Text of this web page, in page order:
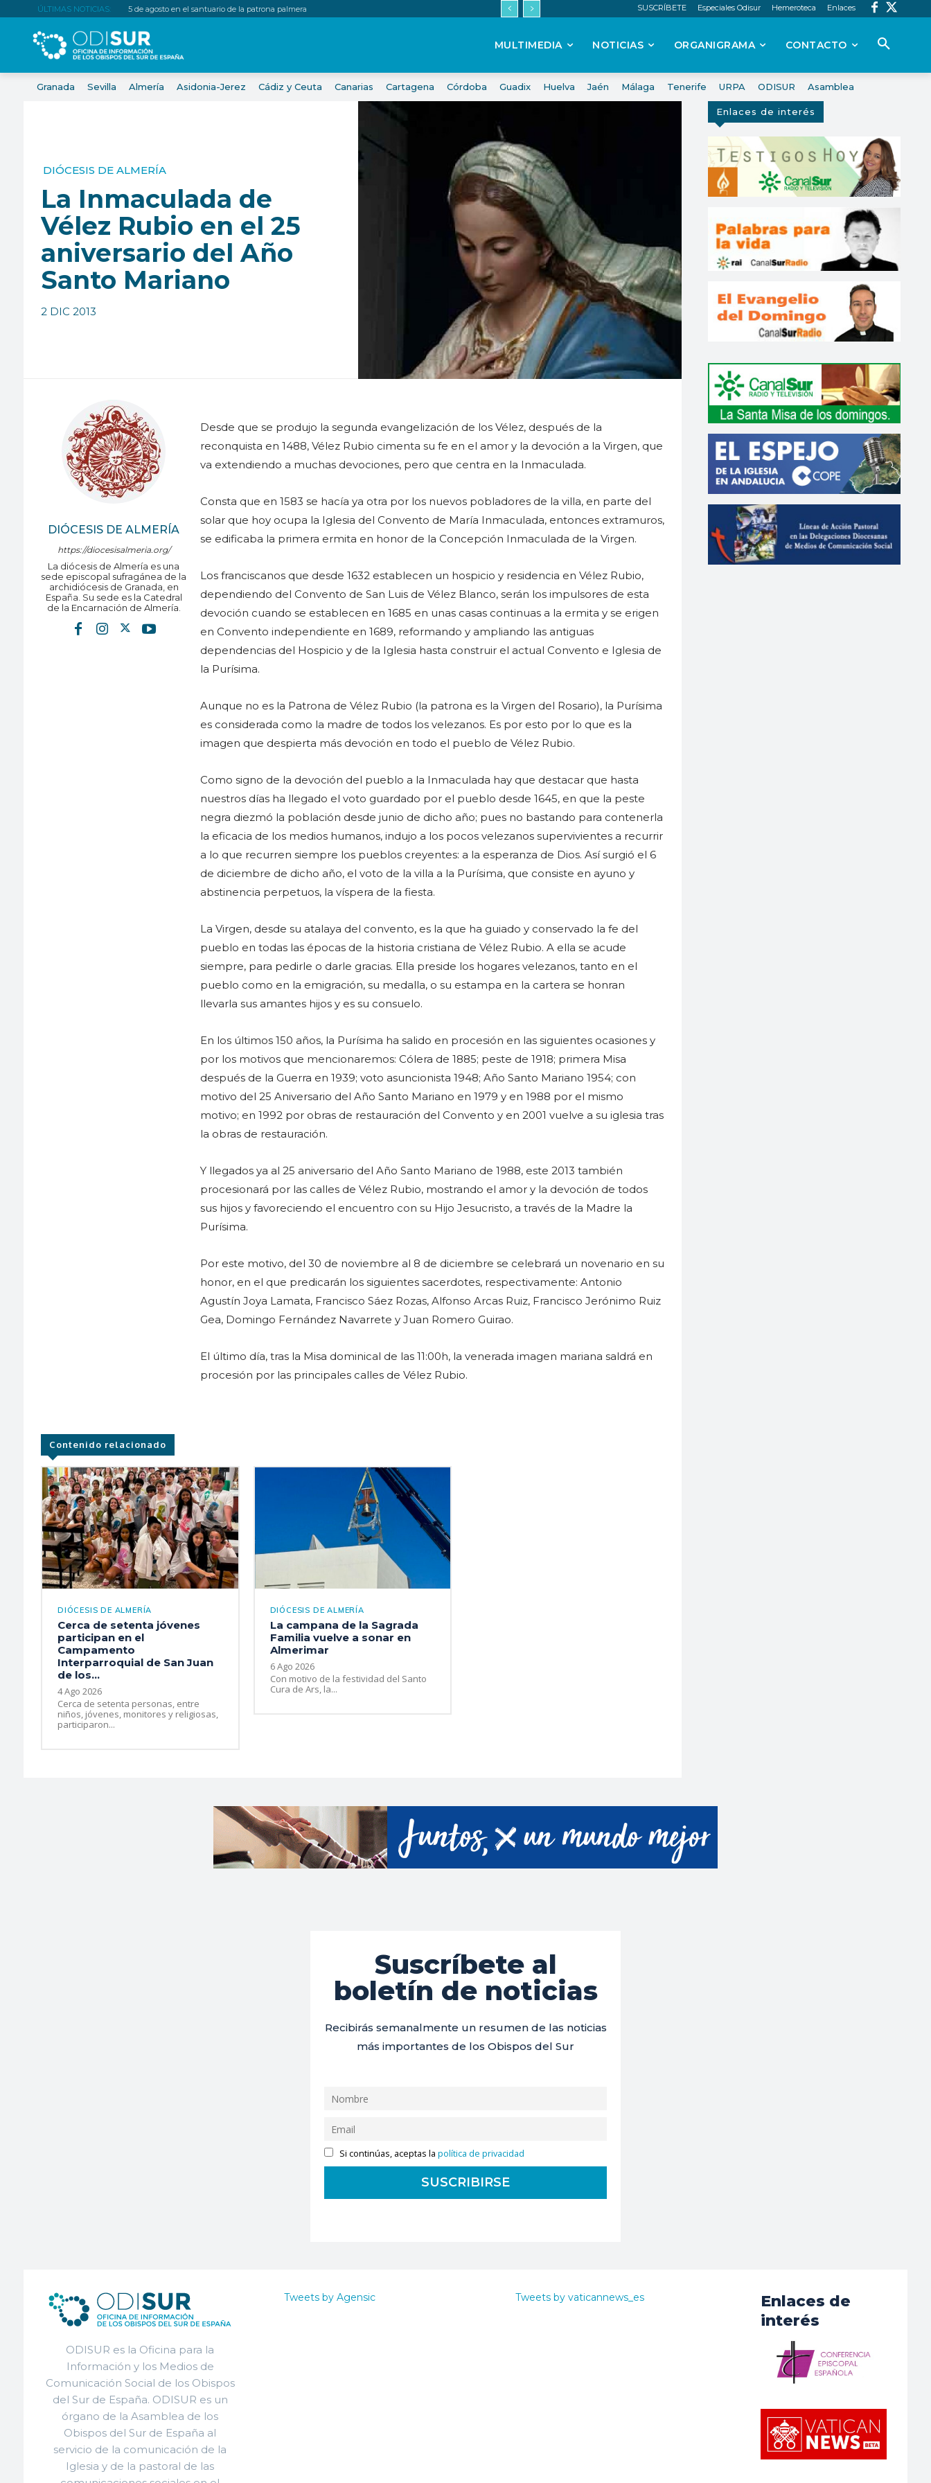
ÚLTIMAS NOTICIAS: 5 de agosto en el santuario de la patrona palmera SUSCRÍBETE Especiales Odisur Hemeroteca Enlaces
MULTIMEDIA NOTICIAS ORGANIGRAMA CONTACTO
Granada Sevilla Almería Asidonia-Jerez Cádiz y Ceuta Canarias Cartagena Córdoba Guadix Huelva Jaén Málaga Tenerife URPA ODISUR Asamblea
DIÓCESIS DE ALMERÍA
La Inmaculada de
Vélez Rubio en el 25
aniversario del Año
Santo Mariano
2 DIC 2013
DIÓCESIS DE ALMERÍA
https://diocesisalmeria.org/
La diócesis de Almería es una
sede episcopal sufragánea de la
archidiócesis de Granada, en
España. Su sede es la Catedral
de la Encarnación de Almería.
Desde que se produjo la segunda evangelización de los Vélez, después de la
reconquista en 1488, Vélez Rubio cimenta su fe en el amor y la devoción a la Virgen, que
va extendiendo a muchas devociones, pero que centra en la Inmaculada.
Consta que en 1583 se hacía ya otra por los nuevos pobladores de la villa, en parte del
solar que hoy ocupa la Iglesia del Convento de María Inmaculada, entonces extramuros,
se edificaba la primera ermita en honor de la Concepción Inmaculada de la Virgen.
Los franciscanos que desde 1632 establecen un hospicio y residencia en Vélez Rubio,
dependiendo del Convento de San Luis de Vélez Blanco, serán los impulsores de esta
devoción cuando se establecen en 1685 en unas casas continuas a la ermita y se erigen
en Convento independiente en 1689, reformando y ampliando las antiguas
dependencias del Hospicio y de la Iglesia hasta construir el actual Convento e Iglesia de
la Purísima.
Aunque no es la Patrona de Vélez Rubio (la patrona es la Virgen del Rosario), la Purísima
es considerada como la madre de todos los velezanos. Es por esto por lo que es la
imagen que despierta más devoción en todo el pueblo de Vélez Rubio.
Como signo de la devoción del pueblo a la Inmaculada hay que destacar que hasta
nuestros días ha llegado el voto guardado por el pueblo desde 1645, en que la peste
negra diezmó la población desde junio de dicho año; pues no bastando para contenerla
la eficacia de los medios humanos, indujo a los pocos velezanos supervivientes a recurrir
a lo que recurren siempre los pueblos creyentes: a la esperanza de Dios. Así surgió el 6
de diciembre de dicho año, el voto de la villa a la Purísima, que consiste en ayuno y
abstinencia perpetuos, la víspera de la fiesta.
La Virgen, desde su atalaya del convento, es la que ha guiado y conservado la fe del
pueblo en todas las épocas de la historia cristiana de Vélez Rubio. A ella se acude
siempre, para pedirle o darle gracias. Ella preside los hogares velezanos, tanto en el
pueblo como en la emigración, su medalla, o su estampa en la cartera se honran
llevarla sus amantes hijos y es su consuelo.
En los últimos 150 años, la Purísima ha salido en procesión en las siguientes ocasiones y
por los motivos que mencionaremos: Cólera de 1885; peste de 1918; primera Misa
después de la Guerra en 1939; voto asuncionista 1948; Año Santo Mariano 1954; con
motivo del 25 Aniversario del Año Santo Mariano en 1979 y en 1988 por el mismo
motivo; en 1992 por obras de restauración del Convento y en 2001 vuelve a su iglesia tras
la obras de restauración.
Y llegados ya al 25 aniversario del Año Santo Mariano de 1988, este 2013 también
procesionará por las calles de Vélez Rubio, mostrando el amor y la devoción de todos
sus hijos y favoreciendo el encuentro con su Hijo Jesucristo, a través de la Madre la
Purísima.
Por este motivo, del 30 de noviembre al 8 de diciembre se celebrará un novenario en su
honor, en el que predicarán los siguientes sacerdotes, respectivamente: Antonio
Agustín Joya Lamata, Francisco Sáez Rozas, Alfonso Arcas Ruiz, Francisco Jerónimo Ruiz
Gea, Domingo Fernández Navarrete y Juan Romero Guirao.
El último día, tras la Misa dominical de las 11:00h, la venerada imagen mariana saldrá en
procesión por las principales calles de Vélez Rubio.
Contenido relacionado
DIÓCESIS DE ALMERÍA
Cerca de setenta jóvenes
participan en el
Campamento
Interparroquial de San Juan
de los...
4 Ago 2026
Cerca de setenta personas, entre
niños, jóvenes, monitores y religiosas,
participaron...
DIÓCESIS DE ALMERÍA
La campana de la Sagrada
Familia vuelve a sonar en
Almerimar
6 Ago 2026
Con motivo de la festividad del Santo
Cura de Ars, la...
Enlaces de interés
Suscríbete al
boletín de noticias
Recibirás semanalmente un resumen de las noticias
más importantes de los Obispos del Sur
Si continúas, aceptas lapolítica de privacidad
ODISUR es la Oficina para la
Información y los Medios de
Comunicación Social de los Obispos
del Sur de España. ODISUR es un
órgano de la Asamblea de los
Obispos del Sur de España al
servicio de la comunicación de la
Iglesia y de la pastoral de las
Tweets by Agensic Tweets by vaticannews_es
Enlaces de
interés